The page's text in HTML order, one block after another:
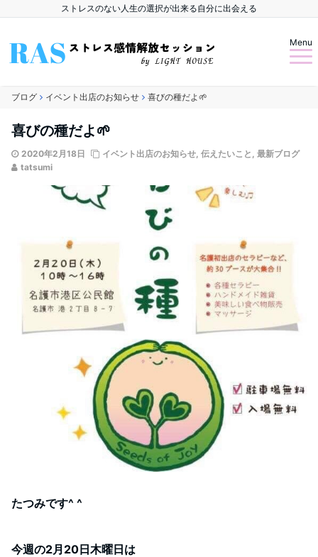
ストレスのない人生の選択が出来る自分に出会える
Menu
ブログ イベント出店のお知らせ 喜びの種だよ🌱
喜びの種だよ🌱
2020年2月18日 イベント出店のお知らせ, 伝えたいこと , 最新ブログ
tatsumi
たつみです^ ^
今週の2月20日木曜日は